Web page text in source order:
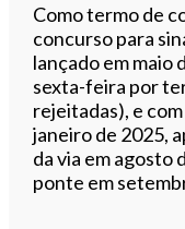
Como termo de
concurso para
lançado em maio
sexta-feira por
rejeitadas), e
janeiro de 2025,
da via em agosto
ponte em